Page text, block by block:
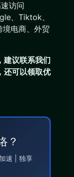
访问
、Tiktok、
电商、外贸
，建议联系我们
还可以领取优
？
速 | 独享